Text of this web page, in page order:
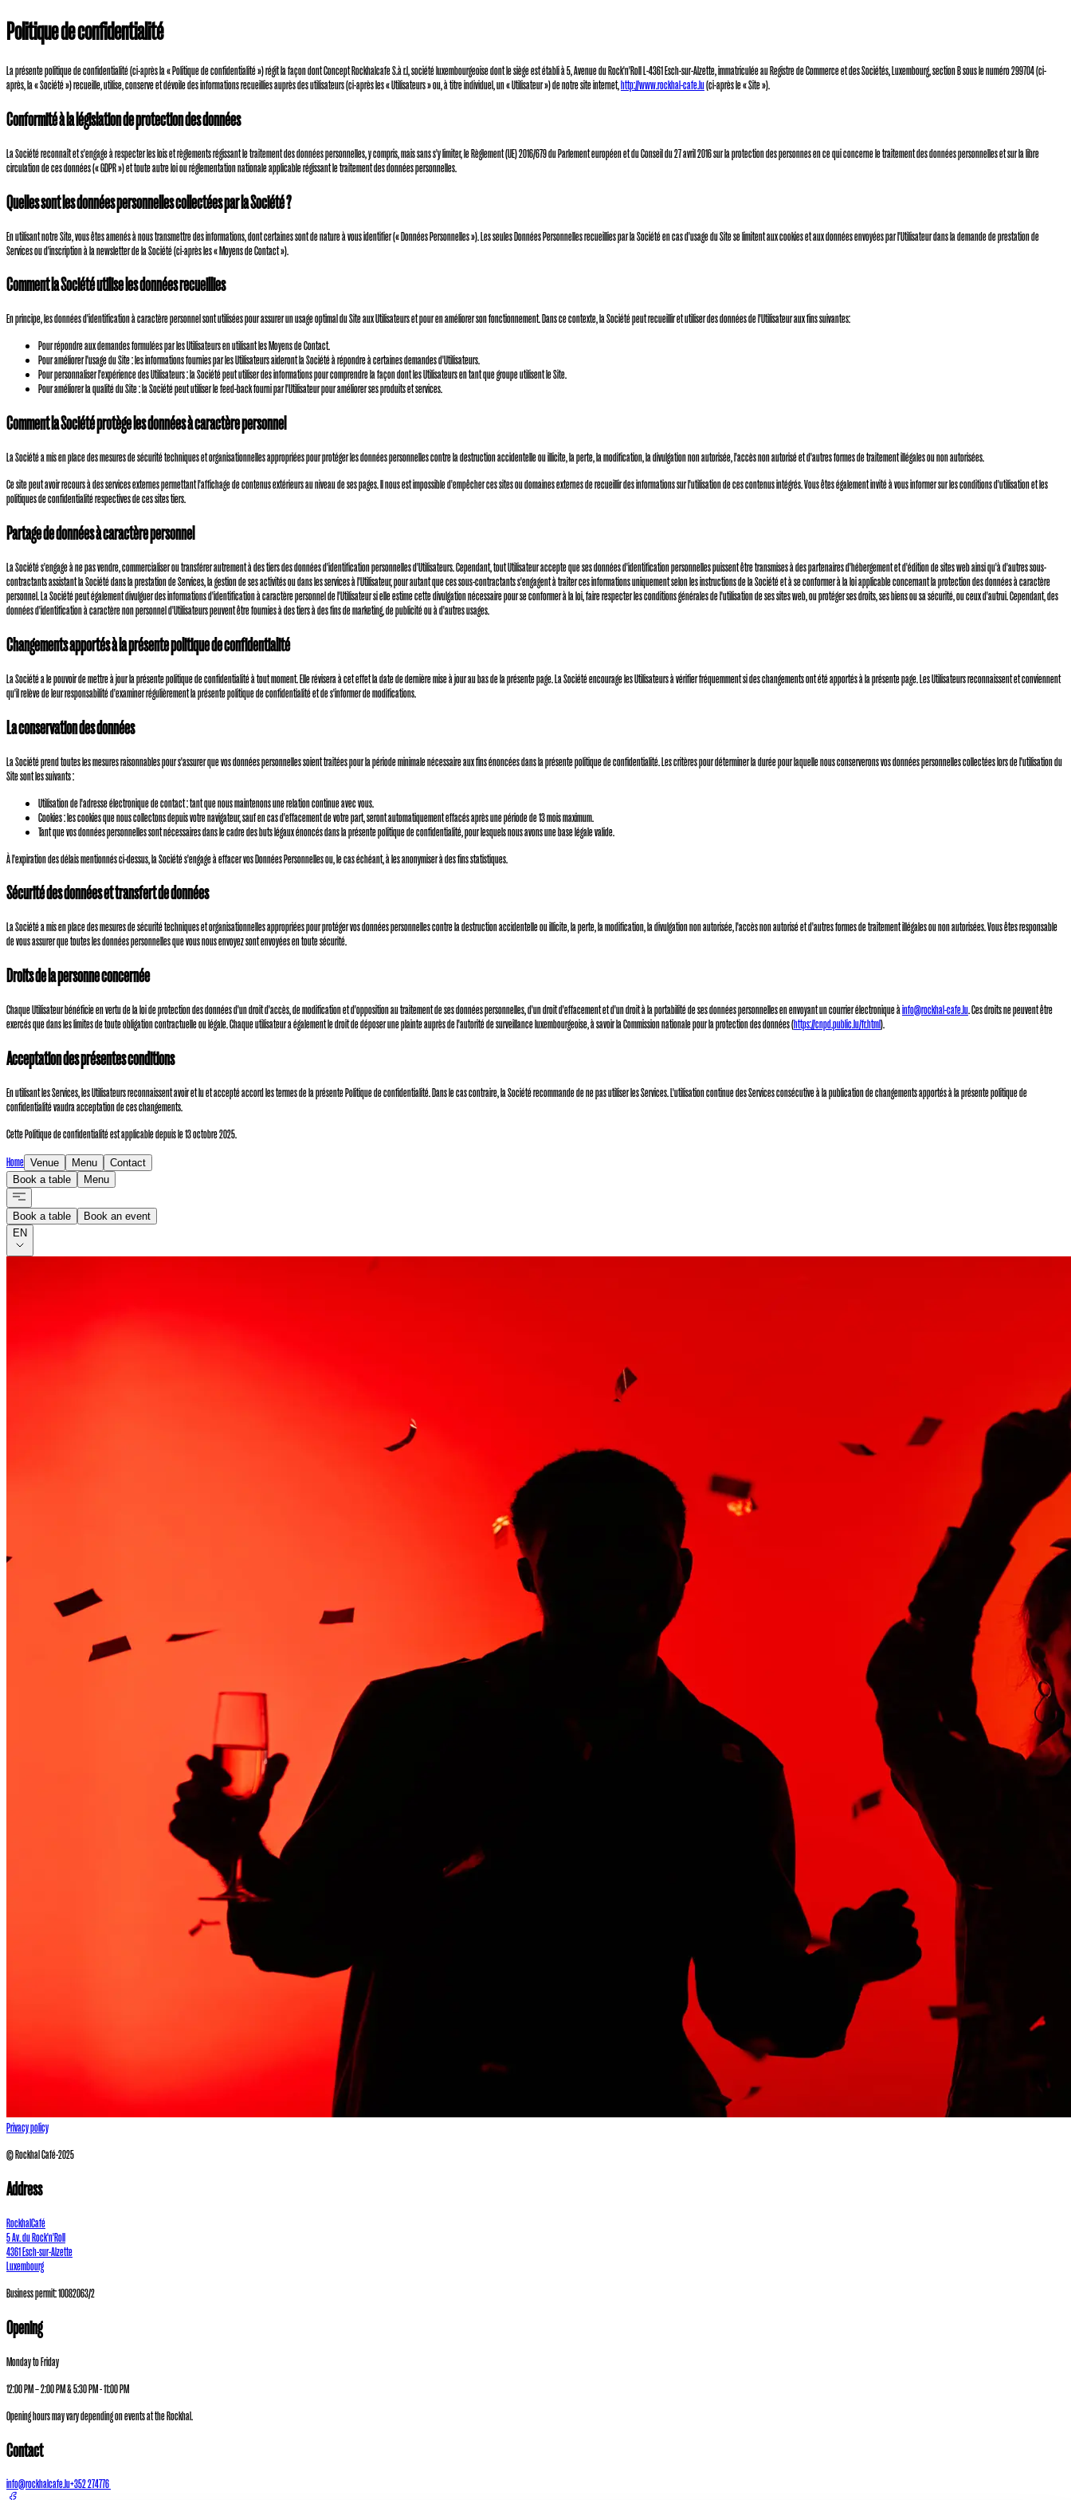
Politique de confidentialité
La présente politique de confidentialité (ci-après la « Politique de confidentialité ») régit la façon dont Concept Rockhalcafe S.à r.l, société luxembourgeoise dont le siège est établi à 5, Avenue du Rock'n'Roll L-4361 Esch-sur-Alzette, immatriculée au Registre de Commerce et des Sociétés, Luxembourg, section B sous le numéro 299704 (ci-
après, la « Société ») recueille, utilise, conserve et dévoile des informations recueillies auprès des utilisateurs (ci-après les « Utilisateurs » ou, à titre individuel, un « Utilisateur ») de notre site internet,http://www.rockhal-cafe.lu(ci-après le « Site »).
Conformité à la législation de protection des données
La Société reconnaît et s'engage à respecter les lois et règlements régissant le traitement des données personnelles, y compris, mais sans s'y limiter, le Règlement (UE) 2016/679 du Parlement européen et du Conseil du 27 avril 2016 sur la protection des personnes en ce qui concerne le traitement des données personnelles et sur la libre
circulation de ces données (« GDPR ») et toute autre loi ou réglementation nationale applicable régissant le traitement des données personnelles.
Quelles sont les données personnelles collectées par la Société ?
En utilisant notre Site, vous êtes amenés à nous transmettre des informations, dont certaines sont de nature à vous identifier (« Données Personnelles »). Les seules Données Personnelles recueillies par la Société en cas d'usage du Site se limitent aux cookies et aux données envoyées par l'Utilisateur dans la demande de prestation de
Services ou d'inscription à la newsletter de la Société (ci-après les « Moyens de Contact »).
Comment la Société utilise les données recueillies
En principe, les données d'identification à caractère personnel sont utilisées pour assurer un usage optimal du Site aux Utilisateurs et pour en améliorer son fonctionnement. Dans ce contexte, la Société peut recueillir et utiliser des données de l'Utilisateur aux fins suivantes:
Pour répondre aux demandes formulées par les Utilisateurs en utilisant les Moyens de Contact.
Pour améliorer l'usage du Site : les informations fournies par les Utilisateurs aideront la Société à répondre à certaines demandes d'Utilisateurs.
Pour personnaliser l'expérience des Utilisateurs : la Société peut utiliser des informations pour comprendre la façon dont les Utilisateurs en tant que groupe utilisent le Site.
Pour améliorer la qualité du Site : la Société peut utiliser le feed-back fourni par l'Utilisateur pour améliorer ses produits et services.
Comment la Société protège les données à caractère personnel
La Société a mis en place des mesures de sécurité techniques et organisationnelles appropriées pour protéger les données personnelles contre la destruction accidentelle ou illicite, la perte, la modification, la divulgation non autorisée, l'accès non autorisé et d'autres formes de traitement illégales ou non autorisées.
Ce site peut avoir recours à des services externes permettant l'affichage de contenus extérieurs au niveau de ses pages. Il nous est impossible d'empêcher ces sites ou domaines externes de recueillir des informations sur l'utilisation de ces contenus intégrés. Vous êtes également invité à vous informer sur les conditions d'utilisation et les
politiques de confidentialité respectives de ces sites tiers.
Partage de données à caractère personnel
La Société s'engage à ne pas vendre, commercialiser ou transférer autrement à des tiers des données d'identification personnelles d'Utilisateurs. Cependant, tout Utilisateur accepte que ses données d'identification personnelles puissent être transmises à des partenaires d'hébergement et d'édition de sites web ainsi qu'à d'autres sous-
contractants assistant la Société dans la prestation de Services, la gestion de ses activités ou dans les services à l'Utilisateur, pour autant que ces sous-contractants s'engagent à traiter ces informations uniquement selon les instructions de la Société et à se conformer à la loi applicable concernant la protection des données à caractère
personnel. La Société peut également divulguer des informations d'identification à caractère personnel de l'Utilisateur si elle estime cette divulgation nécessaire pour se conformer à la loi, faire respecter les conditions générales de l'utilisation de ses sites web, ou protéger ses droits, ses biens ou sa sécurité, ou ceux d'autrui. Cependant, des
données d'identification à caractère non personnel d'Utilisateurs peuvent être fournies à des tiers à des fins de marketing, de publicité ou à d'autres usages.
Changements apportés à la présente politique de confidentialité
La Société a le pouvoir de mettre à jour la présente politique de confidentialité à tout moment. Elle révisera à cet effet la date de dernière mise à jour au bas de la présente page. La Société encourage les Utilisateurs à vérifier fréquemment si des changements ont été apportés à la présente page. Les Utilisateurs reconnaissent et conviennent
qu'il relève de leur responsabilité d'examiner régulièrement la présente politique de confidentialité et de s'informer de modifications.
La conservation des données
La Société prend toutes les mesures raisonnables pour s'assurer que vos données personnelles soient traitées pour la période minimale nécessaire aux fins énoncées dans la présente politique de confidentialité. Les critères pour déterminer la durée pour laquelle nous conserverons vos données personnelles collectées lors de l'utilisation du
Site sont les suivants :
Utilisation de l'adresse électronique de contact : tant que nous maintenons une relation continue avec vous.
Cookies : les cookies que nous collectons depuis votre navigateur, sauf en cas d'effacement de votre part, seront automatiquement effacés après une période de 13 mois maximum.
Tant que vos données personnelles sont nécessaires dans le cadre des buts légaux énoncés dans la présente politique de confidentialité, pour lesquels nous avons une base légale valide.
À l'expiration des délais mentionnés ci-dessus, la Société s'engage à effacer vos Données Personnelles ou, le cas échéant, à les anonymiser à des fins statistiques.
Sécurité des données et transfert de données
La Société a mis en place des mesures de sécurité techniques et organisationnelles appropriées pour protéger vos données personnelles contre la destruction accidentelle ou illicite, la perte, la modification, la divulgation non autorisée, l'accès non autorisé et d'autres formes de traitement illégales ou non autorisées. Vous êtes responsable
de vous assurer que toutes les données personnelles que vous nous envoyez sont envoyées en toute sécurité.
Droits de la personne concernée
Chaque Utilisateur bénéficie en vertu de la loi de protection des données d'un droit d'accès, de modification et d'opposition au traitement de ses données personnelles, d'un droit d'effacement et d'un droit à la portabilité de ses données personnelles en envoyant un courrier électronique àinfo@rockhal-cafe.lu. Ces droits ne peuvent être
exercés que dans les limites de toute obligation contractuelle ou légale. Chaque utilisateur a également le droit de déposer une plainte auprès de l'autorité de surveillance luxembourgeoise, à savoir la Commission nationale pour la protection des données (https://cnpd.public.lu/fr.html).
Acceptation des présentes conditions
En utilisant les Services, les Utilisateurs reconnaissent avoir et lu et accepté accord les termes de la présente Politique de confidentialité. Dans le cas contraire, la Société recommande de ne pas utiliser les Services. L'utilisation continue des Services consécutive à la publication de changements apportés à la présente politique de
confidentialité vaudra acceptation de ces changements.
Cette Politique de confidentialité est applicable depuis le 13 octobre 2025.
Home Venue Menu
Contact
Book a table
Menu
Book a table
Book an event
EN
Privacy policy
© Rockhal Café-2025
Address
RockhalCafé
5 Av. du Rock'n'Roll
4361 Esch-sur-Alzette
Luxembourg
Business permit: 10082063/2
Opening
Monday to Friday
12:00 PM – 2:00 PM & 5:30 PM - 11:00 PM
Opening hours may vary depending on events at the Rockhal.
Contact
info@rockhalcafe.lu+352 274776